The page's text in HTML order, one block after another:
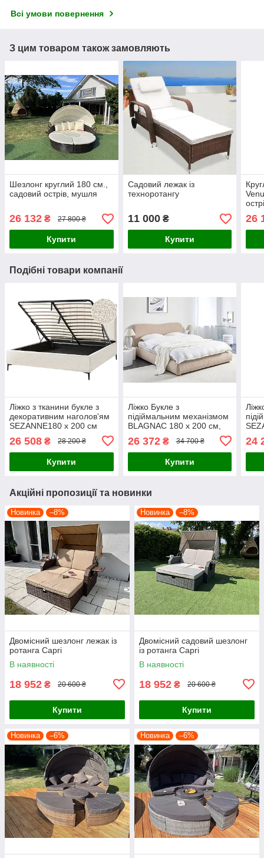
Всі умови повернення
З цим товаром також замовляють
Шезлонг круглий 180 см.,
садовий острів, мушля
26 132 ₴ 27 800 ₴
Купити
Садовий лежак із
техноротангу
11 000₴
Купити
26
Подібні товари компанії
Ліжко з тканини букле з
декоративним наголов'ям
SEZANNE180 x 200 см
26 508 ₴ 28 200 ₴
Купити
Ліжко Букле з
підіймальним механізмом
BLAGNAC 180 x 200 см,
26 372₴ 34 700 ₴
Купити
24
Акційні пропозиції та новинки
Новинка –8%
Двомісний шезлонг лежак із
ротанга Capri
В наявності
18 952 ₴ 20 600 ₴
Купити
Новинка –8%
Двомісний садовий шезлонг
із ротанга Capri
В наявності
18 952 ₴ 20 600 ₴
Купити
Новинка –6% Новинка –6%